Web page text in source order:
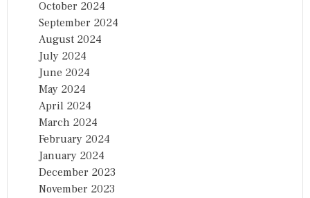
October 2024
September 2024
August 2024
July 2024
June 2024
May 2024
April 2024
March 2024
February 2024
January 2024
December 2023
November 2023